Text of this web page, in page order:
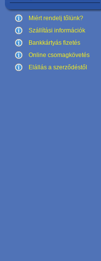
Miért rendelj tőlünk?
Szállítási információk
Bankkártyás fizetés
Online csomagkövetés
Elállás a szerződéstől